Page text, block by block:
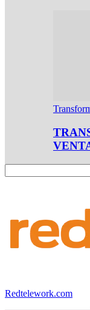
Redtelework.com